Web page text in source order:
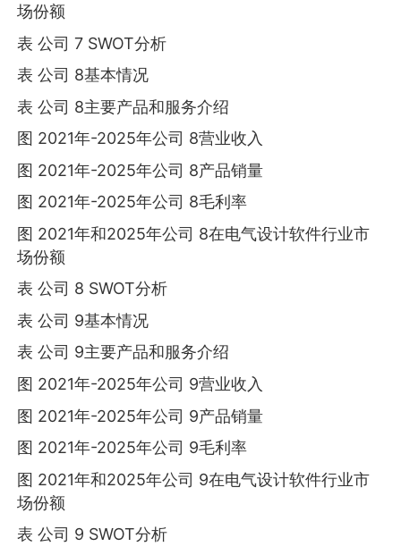
场份额
表 公司 7 SWOT分析
表 公司 8基本情况
表 公司 8主要产品和服务介绍
图 2021年-2025年公司 8营业收入
图 2021年-2025年公司 8产品销量
图 2021年-2025年公司 8毛利率
图 2021年和2025年公司 8在电气设计软件行业市
场份额
表 公司 8 SWOT分析
表 公司 9基本情况
表 公司 9主要产品和服务介绍
图 2021年-2025年公司 9营业收入
图 2021年-2025年公司 9产品销量
图 2021年-2025年公司 9毛利率
图 2021年和2025年公司 9在电气设计软件行业市
场份额
表 公司 9 SWOT分析